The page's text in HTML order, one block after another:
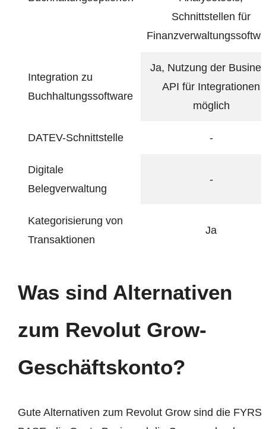
Schnittstellen für
Integration zu
Buchhaltungssoftware
Ja, Nutzung der
API für Integrationen
möglich
DATEV-Schnittstelle -
Digitale
Belegverwaltung
-
Kategorisierung von
Transaktionen
Ja
Was sind Alternativen
zum Revolut Grow-
Geschäftskonto?
Gute Alternativen zum Revolut Grow sind die